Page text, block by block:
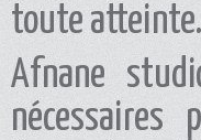
toute atteinte.
Afnane